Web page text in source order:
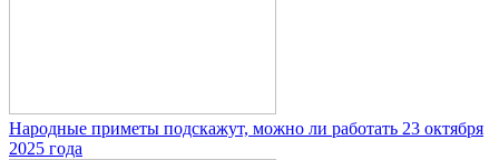
Народные приметы подскажут, можно ли работать 23 октября
2025 года